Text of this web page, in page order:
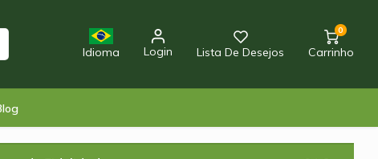
Idioma Login Lista De Desejos
0
Carrinho